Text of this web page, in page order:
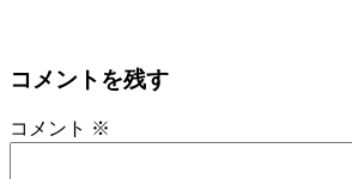
コメントを残す
コメント ※